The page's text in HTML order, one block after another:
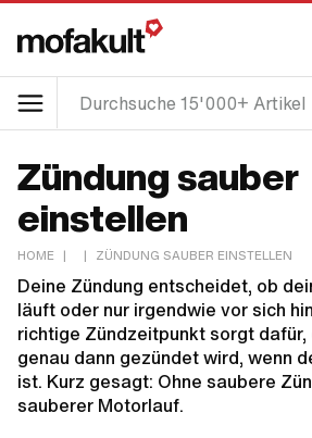
Zündung sauber
einstellen
HOME | | ZÜNDUNG SAUBER EINSTELLEN
Deine Zündung entscheidet, ob
läuft oder nur irgendwie vor sich
richtige Zündzeitpunkt sorgt
genau dann gezündet wird, wenn
ist. Kurz gesagt: Ohne saubere
sauberer Motorlauf.